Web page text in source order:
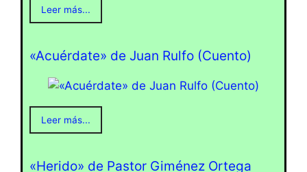
Leer más...
«Acuérdate» de Juan Rulfo (Cuento)
Leer más...
«Herido» de Pastor Giménez Ortega